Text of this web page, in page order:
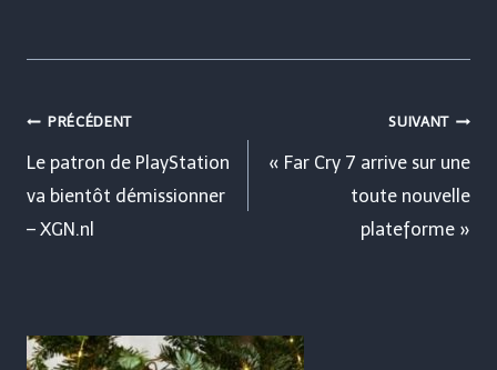
Navigation
de
l’article
PRÉCÉDENT
Le patron de PlayStation
va bientôt démissionner
– XGN.nl
SUIVANT
« Far Cry 7 arrive sur une
toute nouvelle
plateforme »